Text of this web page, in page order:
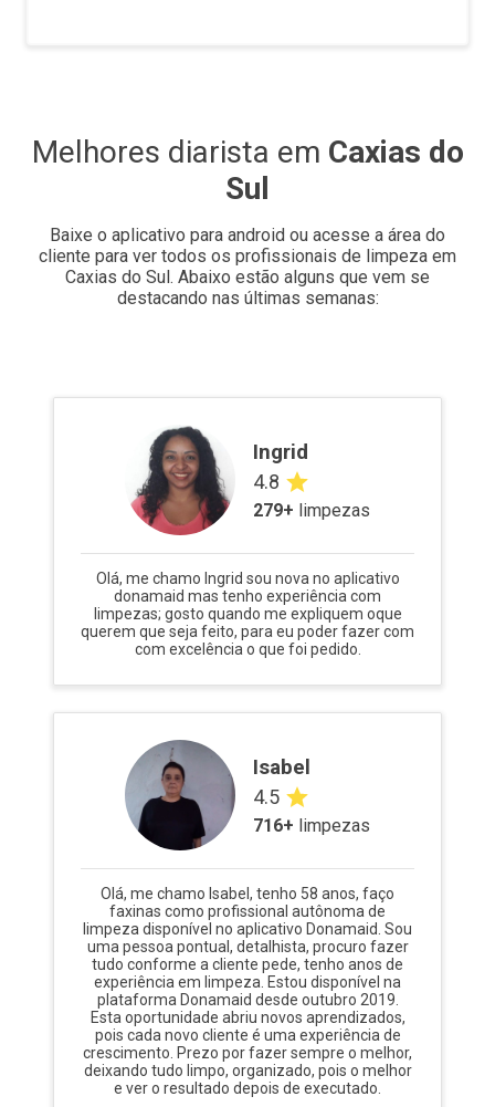
Melhores diarista em Caxias do
Sul
Baixe o aplicativo para android ou acesse a área do
cliente para ver todos os profissionais de limpeza em
Caxias do Sul. Abaixo estão alguns que vem se
destacando nas últimas semanas:
Ingrid
4.8
279+ limpezas
Olá, me chamo Ingrid sou nova no aplicativo
donamaid mas tenho experiência com
limpezas; gosto quando me expliquem oque
querem que seja feito, para eu poder fazer com
com excelência o que foi pedido.
Isabel
4.5
716+ limpezas
Olá, me chamo Isabel, tenho 58 anos, faço
faxinas como profissional autônoma de
limpeza disponível no aplicativo Donamaid. Sou
uma pessoa pontual, detalhista, procuro fazer
tudo conforme a cliente pede, tenho anos de
experiência em limpeza. Estou disponível na
plataforma Donamaid desde outubro 2019.
Esta oportunidade abriu novos aprendizados,
pois cada novo cliente é uma experiência de
crescimento. Prezo por fazer sempre o melhor,
deixando tudo limpo, organizado, pois o melhor
e ver o resultado depois de executado.